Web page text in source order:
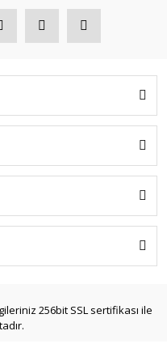
256bit SSL sertifikası ile